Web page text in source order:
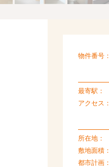
物件番号：
最寄駅：
アクセス：
所在地：
敷地面積：
都市計画：